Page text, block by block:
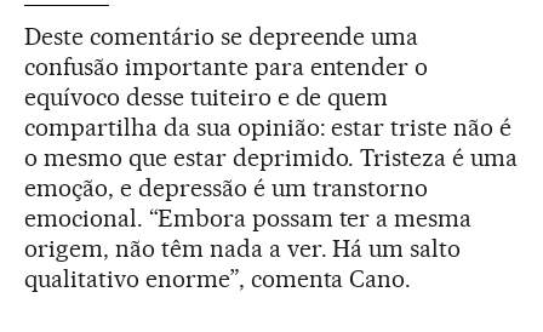
Deste comentário se depreende uma
confusão importante para entender o
equívoco desse tuiteiro e de quem
compartilha da sua opinião: estar triste não é
o mesmo que estar deprimido. Tristeza é uma
emoção, e depressão é um transtorno
emocional. “Embora possam ter a mesma
origem, não têm nada a ver. Há um salto
qualitativo enorme”, comenta Cano.